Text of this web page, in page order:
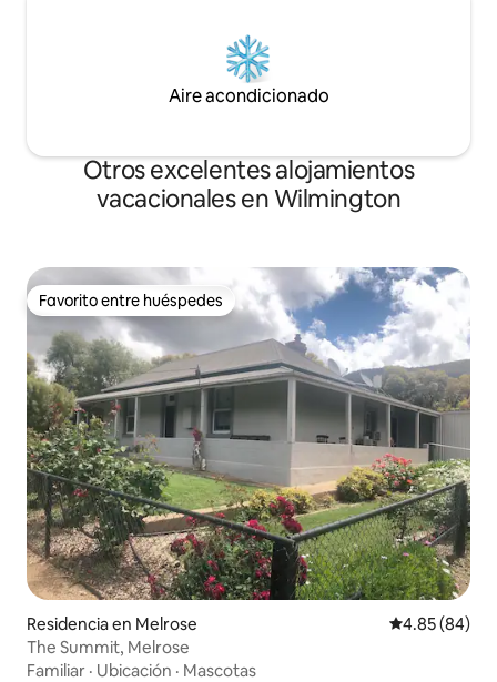
Aire acondicionado
Otros excelentes alojamientos
vacacionales en Wilmington
Favorito entre huéspedes
Favorito entre huéspedes
Residencia en Melrose Calificación
4.85 (84)
The Summit, Melrose
Familiar · Ubicación · Mascotas